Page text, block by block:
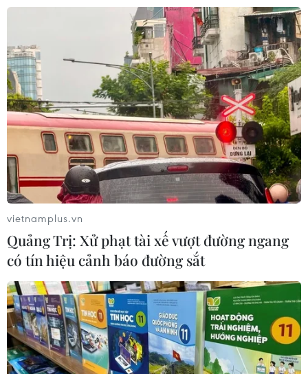
vietnamplus.vn
Quảng Trị: Xử phạt tài xế vượt đường ngang
có tín hiệu cảnh báo đường sắt